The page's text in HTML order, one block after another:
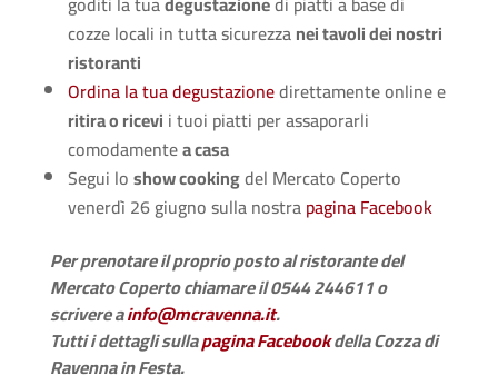
cozze locali in tutta sicurezzanei tavoli dei nostri
ristoranti
Ordina la tua degustazionedirettamente online e
ritira o ricevi i tuoi piatti per assaporarli
comodamentea casa
Segui loshow cookingdel Mercato Coperto
venerdì 26 giugno sulla nostrapagina Facebook
Per prenotare il proprio posto al ristorante del
Mercato Coperto chiamare il 0544 244611 o
scrivere ainfo@mcravenna.it.
Tutti i dettagli sullapagina Facebookdella Cozza di
Ravenna in Festa.